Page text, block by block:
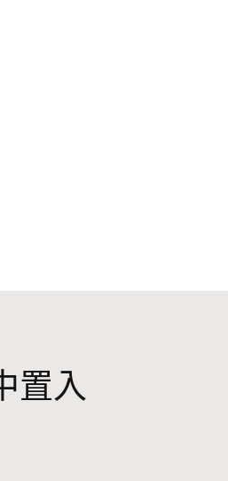
置入